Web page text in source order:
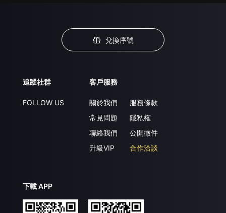
兌換序號
追蹤社群
FOLLOW US
客戶服務
關於我們
常見問題
聯絡我們
升級VIP
服務條款
隱私權
公開徵件
合作洽談
下載 APP